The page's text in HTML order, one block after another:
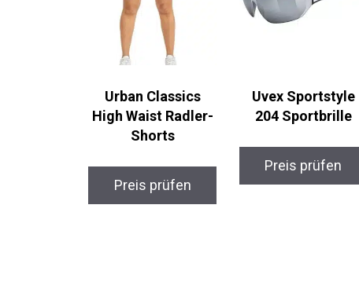
Urban Classics
High Waist Radler-
Shorts
Preis prüfen
Uvex Sportstyle
204 Sportbrille
Preis prüfen